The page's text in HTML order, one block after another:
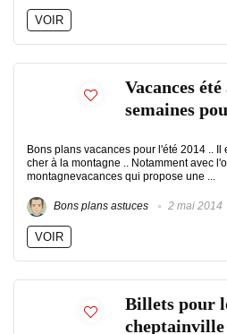
VOIR
Vacances
semaines
Bons plans vacances pour l'été 2014 ..
cher à la montagne .. Notamment avec
montagnevacances qui propose une ...
Bons plans astuces 2 mai 2014
VOIR
Billets pour